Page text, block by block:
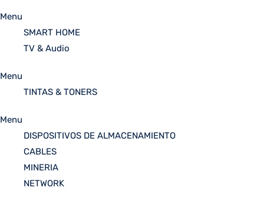
Menu
SMART HOME
TV & Audio
Menu
TINTAS & TONERS
Menu
DISPOSITIVOS DE ALMACENAMIENTO
CABLES
MINERIA
NETWORK